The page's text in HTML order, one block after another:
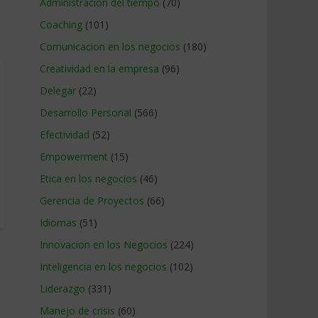
Coaching (101)
Comunicacion en los negocios (180)
Creatividad en la empresa (96)
Delegar (22)
Desarrollo Personal (566)
Efectividad (52)
Empowerment (15)
Etica en los negocios (46)
Gerencia de Proyectos (66)
Idiomas (51)
Innovacion en los Negocios (224)
Inteligencia en los negocios (102)
Liderazgo (331)
Manejo de crisis (60)